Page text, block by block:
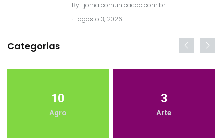
By jornalcomunicacao.com.br
.
agosto 3, 2026
Categorias
10
Agro
3
Arte